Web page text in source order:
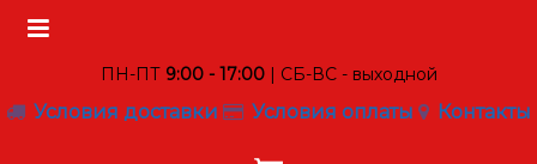
ПН-ПТ 9:00 - 17:00| СБ-ВС - выходной
Условия доставки Условия оплаты Контакты